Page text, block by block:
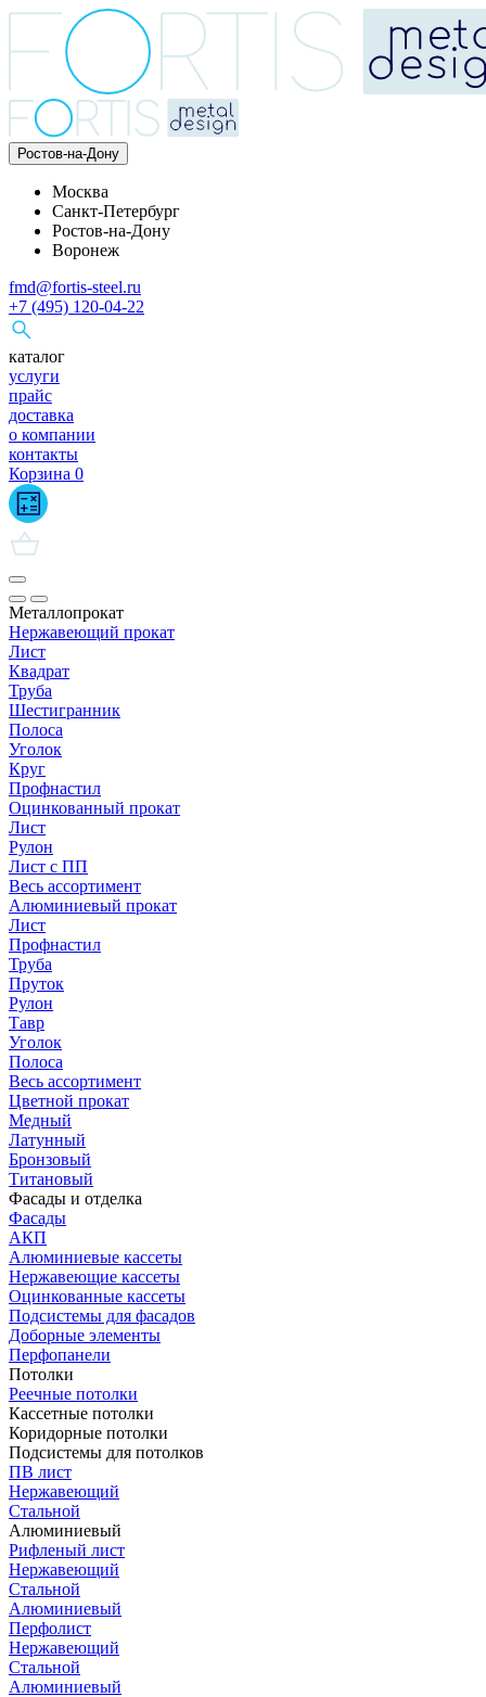
Ростов-на-Дону
Москва
Санкт-Петербург
Ростов-на-Дону
Воронеж
fmd@fortis-steel.ru
+7 (495) 120-04-22
каталог
услуги
прайс
доставка
о компании
контакты
Корзина 0
Металлопрокат
Нержавеющий прокат
Лист
Квадрат
Труба
Шестигранник
Полоса
Уголок
Круг
Профнастил
Оцинкованный прокат
Лист
Рулон
Лист с ПП
Весь ассортимент
Алюминиевый прокат
Лист
Профнастил
Труба
Пруток
Рулон
Тавр
Уголок
Полоса
Весь ассортимент
Цветной прокат
Медный
Латунный
Бронзовый
Титановый
Фасады и отделка
Фасады
АКП
Алюминиевые кассеты
Нержавеющие кассеты
Оцинкованные кассеты
Подсистемы для фасадов
Доборные элементы
Перфопанели
Потолки
Реечные потолки
Кассетные потолки
Коридорные потолки
Подсистемы для потолков
ПВ лист
Нержавеющий
Стальной
Алюминиевый
Рифленый лист
Нержавеющий
Стальной
Алюминиевый
Перфолист
Нержавеющий
Стальной
Алюминиевый